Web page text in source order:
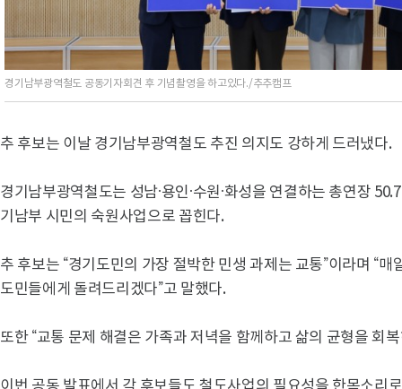
경기남부광역철도 공동기자회견 후 기념촬영을 하고있다./추추캠프
추 후보는 이날 경기남부광역철도 추진 의지도 강하게 드러냈다.
경기남부광역철도는 성남·용인·수원·화성을 연결하는 총연장
기남부 시민의 숙원사업으로 꼽힌다.
추 후보는 “경기도민의 가장 절박한 민생 과제는 교통”이라며 “
도민들에게 돌려드리겠다”고 말했다.
또한 “교통 문제 해결은 가족과 저녁을 함께하고 삶의 균형을 회